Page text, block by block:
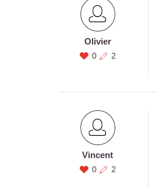
Olivier
0 2
Vincent
0 2